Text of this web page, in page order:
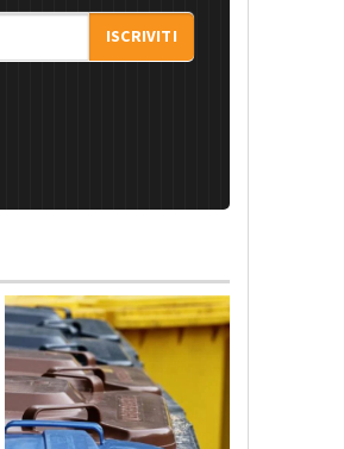
ISCRIVITI